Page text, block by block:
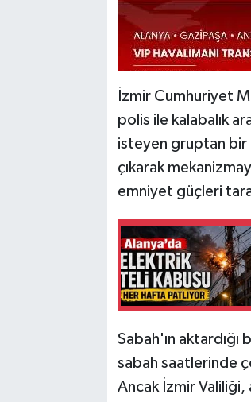
İzmir Cumhuriyet
polis ile kalabalık
isteyen gruptan bir
çıkarak
emniyet güçleri
Sabah'ın
sabah saatlerinde
Ancak İzmir Valiliği,